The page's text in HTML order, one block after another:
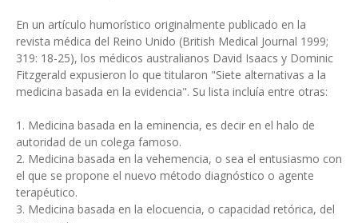
En un artículo humorístico originalmente publicado en la
revista médica del Reino Unido (British Medical Journal 1999;
319: 18-25), los médicos australianos David Isaacs y Dominic
Fitzgerald expusieron lo que titularon "Siete alternativas a la
medicina basada en la evidencia". Su lista incluía entre otras:
1. Medicina basada en la eminencia, es decir en el halo de
autoridad de un colega famoso.
2. Medicina basada en la vehemencia, o sea el entusiasmo con
el que se propone el nuevo método diagnóstico o agente
terapéutico.
3. Medicina basada en la elocuencia, o capacidad retórica, del